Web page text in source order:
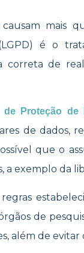
mais
é o
correta de
de Proteção de
de dados,
que o
a exemplo da
de
além de evitar